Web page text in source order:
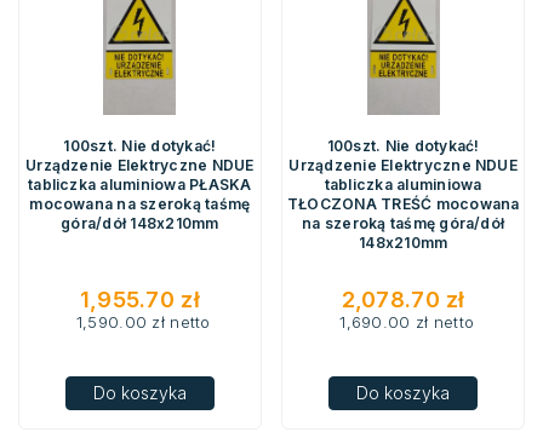
100szt. Nie dotykać!
Urządzenie Elektryczne NDUE
tabliczka aluminiowa PŁASKA
mocowana na szeroką taśmę
góra/dół 148x210mm
1,955.70 zł
1,590.00 zł netto
Do koszyka
100szt. Nie dotykać!
Urządzenie Elektryczne NDUE
tabliczka aluminiowa
TŁOCZONA TREŚĆ mocowana
na szeroką taśmę góra/dół
148x210mm
2,078.70 zł
1,690.00 zł netto
Do koszyka